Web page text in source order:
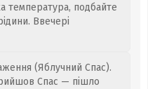
температура, подбайте
Ввечері
(Яблучний Спас).
Спас — пішло